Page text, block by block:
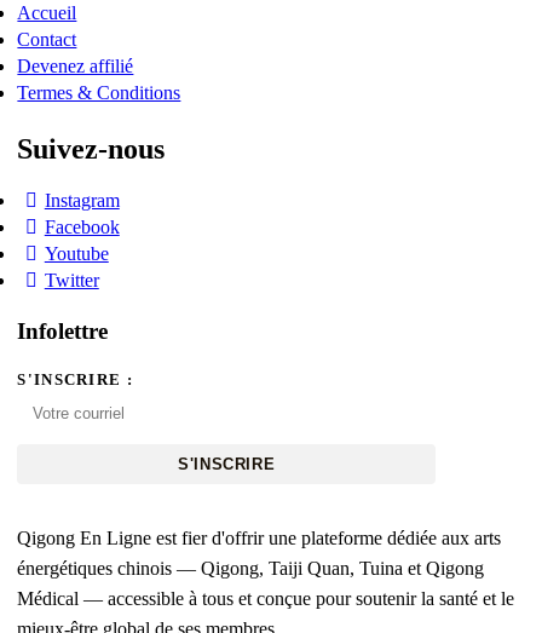
Accueil
Contact
Devenez affilié
Termes & Conditions
Suivez-nous
Instagram
Facebook
Youtube
Twitter
Infolettre
S'INSCRIRE :
S'INSCRIRE
Qigong En Ligne est fier d'offrir une plateforme dédiée aux arts
énergétiques chinois — Qigong, Taiji Quan, Tuina et Qigong
Médical — accessible à tous et conçue pour soutenir la santé et le
mieux-être global de ses membres.